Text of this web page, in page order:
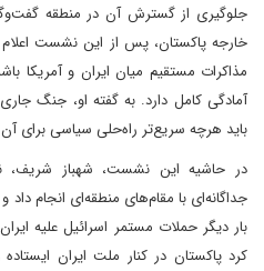
جلوگیری از گسترش آن در منطقه
خارجه پاکستان، پس از این نشست
مذاکرات مستقیم میان ایران و آمریکا
آمادگی کامل دارد. به گفته او، جنگ
باید هرچه سریع‌تر راه‌حلی سیاسی برای
در حاشیه این نشست، شهباز شریف،
جداگانه‌ای با مقام‌های منطقه‌ای انجام
بار دیگر حملات مستمر اسرائیل علیه
کرد پاکستان در کنار ملت ایران